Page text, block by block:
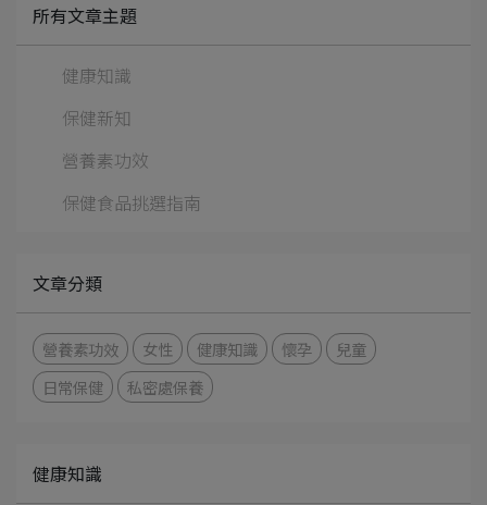
所有文章主題
健康知識
保健新知
營養素功效
保健食品挑選指南
文章分類
營養素功效 女性 健康知識 懷孕
兒童
日常保健
私密處保養
健康知識